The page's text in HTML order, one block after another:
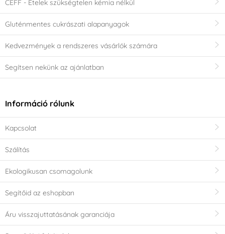
CEFF - Ételek szükségtelen kémia nélkül
Gluténmentes cukrászati alapanyagok
Kedvezmények a rendszeres vásárlók számára
Segítsen nekünk az ajánlatban
Információ rólunk
Kapcsolat
Szálítás
Ekologikusan csomagolunk
Segítőid az eshopban
Áru visszajuttatásának garanciája